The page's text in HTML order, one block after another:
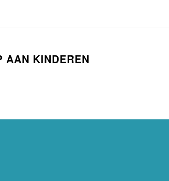
AAN KINDEREN